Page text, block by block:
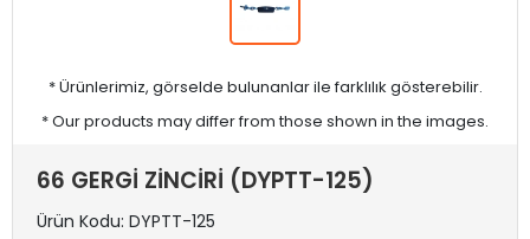
* Ürünlerimiz, görselde bulunanlar ile farklılık gösterebilir.
* Our products may differ from those shown in the images.
66 GERGİ ZİNCİRİ (DYPTT-125)
Ürün Kodu: DYPTT-125